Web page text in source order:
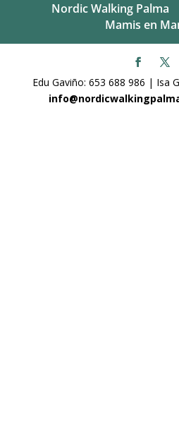
Nordic Walking Palma
Mamis en
Edu Gaviño: 653 688 986 | Isa